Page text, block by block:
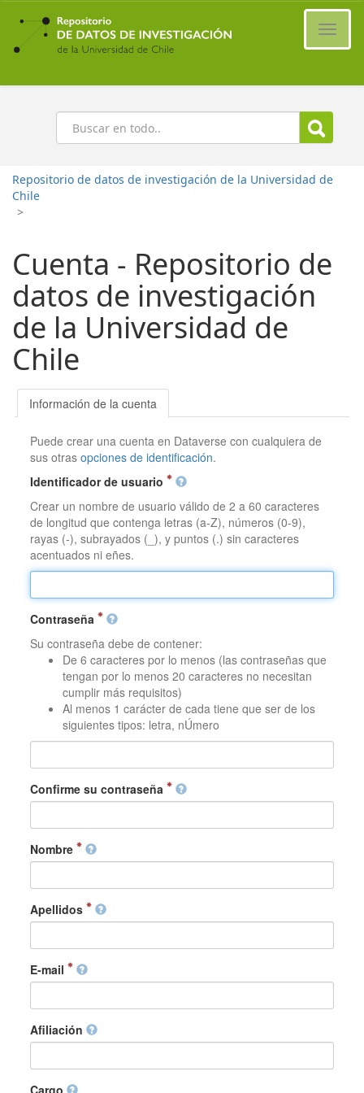
Ir
contenido
principal
Buscar
Repositorio de datos de investigación de la Universidad de
Chile
>
Cuenta - Repositorio de
datos de investigación
de la Universidad de
Chile
Información de la cuenta
Puede crear una cuenta en Dataverse con cualquiera de
sus otrasopciones de identificación.
Identificador de usuario
Crear un nombre de usuario válido de 2 a 60 caracteres
de longitud que contenga letras (a-Z), números (0-9),
rayas (-), subrayados (_), y puntos (.) sin caracteres
acentuados ni eñes.
Contraseña
Su contraseña debe de contener:
De 6 caracteres por lo menos (las contraseñas que
tengan por lo menos 20 caracteres no necesitan
cumplir más requisitos)
Al menos 1 carácter de cada tiene que ser de los
siguientes tipos: letra, nÚmero
Confirme su contraseña
Nombre
Apellidos
E-mail
Afiliación
Cargo